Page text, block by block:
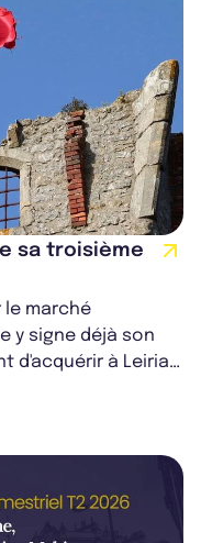
sa troisième
le marché
y signe déjà son
d'acquérir à Leiria,